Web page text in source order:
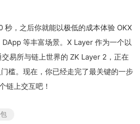
秒，之后你就能以极低的成本体验 OKX
等丰富场景。X Layer 作为一个以
易所与链上世界的 ZK Layer 2，正在
槛。现在，你已经走完了最关键的一步
上交互吧！